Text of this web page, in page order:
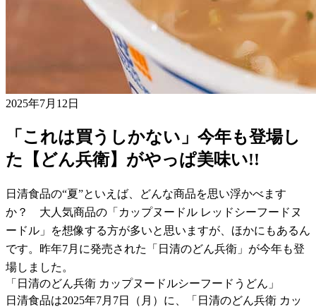
2025年7月12日
「これは買うしかない」今年も登場し
た【どん兵衛】がやっぱ美味い!!
日清食品の“夏”といえば、どんな商品を思い浮かべます
か？ 大人気商品の「カップヌードル レッドシーフードヌ
ードル」を想像する方が多いと思いますが、ほかにもあるん
です。昨年7月に発売された「日清のどん兵衛」が今年も登
場しました。
「日清のどん兵衛 カップヌードルシーフードうどん」
日清食品は2025年7月7日（月）に、「日清のどん兵衛 カッ